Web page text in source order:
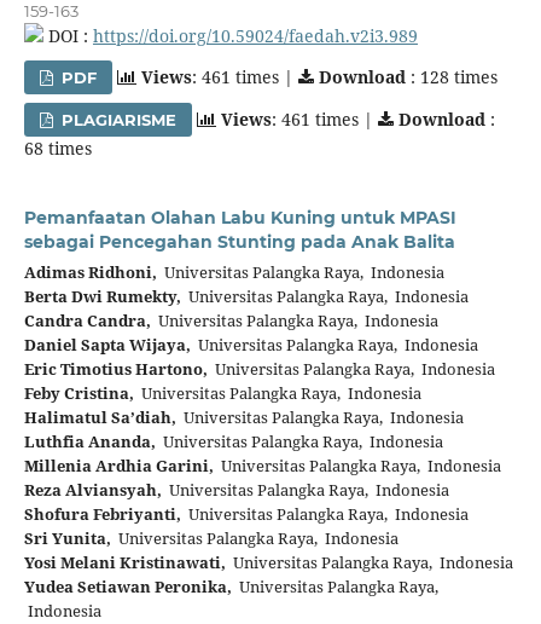
159-163
DOI : https://doi.org/10.59024/faedah.v2i3.989
PDF Views: 461 times | Download : 128 times
PLAGIARISME Views: 461 times | Download :
68 times
Pemanfaatan Olahan Labu Kuning untuk MPASI
sebagai Pencegahan Stunting pada Anak Balita
Adimas Ridhoni, Universitas Palangka Raya, Indonesia
Berta Dwi Rumekty, Universitas Palangka Raya, Indonesia
Candra Candra, Universitas Palangka Raya, Indonesia
Daniel Sapta Wijaya, Universitas Palangka Raya, Indonesia
Eric Timotius Hartono, Universitas Palangka Raya, Indonesia
Feby Cristina, Universitas Palangka Raya, Indonesia
Halimatul Sa’diah, Universitas Palangka Raya, Indonesia
Luthfia Ananda, Universitas Palangka Raya, Indonesia
Millenia Ardhia Garini, Universitas Palangka Raya, Indonesia
Reza Alviansyah, Universitas Palangka Raya, Indonesia
Shofura Febriyanti, Universitas Palangka Raya, Indonesia
Sri Yunita, Universitas Palangka Raya, Indonesia
Yosi Melani Kristinawati, Universitas Palangka Raya, Indonesia
Yudea Setiawan Peronika, Universitas Palangka Raya,
Indonesia